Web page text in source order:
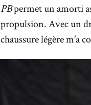
PBpermet un amorti
propulsion. Avec un
chaussure légère m’a